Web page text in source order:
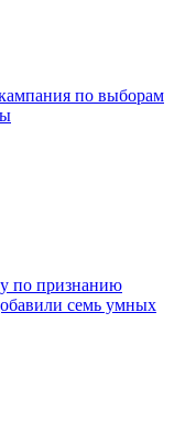
по выборам
по признанию
семь умных